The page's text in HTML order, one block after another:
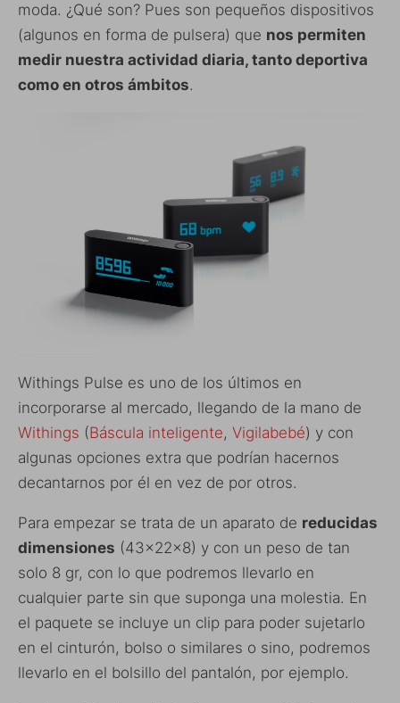
moda. ¿Qué son? Pues son pequeños dispositivos
(algunos en forma de pulsera) que nos permiten
medir nuestra actividad diaria, tanto deportiva
como en otros ámbitos.
Withings Pulse es uno de los últimos en
incorporarse al mercado, llegando de la mano de
Withings (Báscula inteligente, Vigilabebé) y con
algunas opciones extra que podrían hacernos
decantarnos por él en vez de por otros.
Para empezar se trata de un aparato de reducidas
dimensiones (43x22x8) y con un peso de tan
solo 8 gr, con lo que podremos llevarlo en
cualquier parte sin que suponga una molestia. En
el paquete se incluye un clip para poder sujetarlo
en el cinturón, bolso o similares o sino, podremos
llevarlo en el bolsillo del pantalón, por ejemplo.